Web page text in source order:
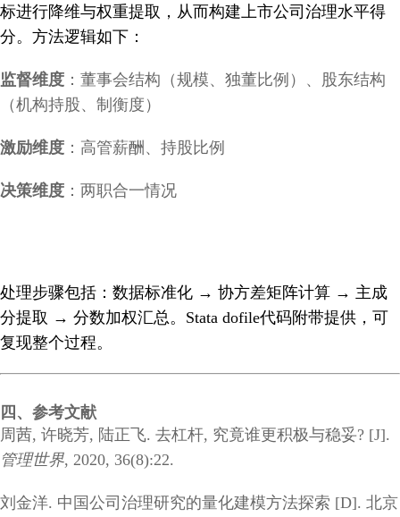
标进行降维与权重提取，从而构建上市公司治理水平得
分。方法逻辑如下：
监督维度 ：董事会结构（规模、独董比例）、股东结构
（机构持股、制衡度）
激励维度 ：高管薪酬、持股比例
决策维度 ：两职合一情况
处理步骤包括：数据标准化 → 协方差矩阵计算 → 主成
分提取 → 分数加权汇总。Stata dofile代码附带提供，可
复现整个过程。
四、参考文献
周茜, 许晓芳, 陆正飞. 去杠杆, 究竟谁更积极与稳妥? [J].
管理世界, 2020, 36(8):22.
刘金洋. 中国公司治理研究的量化建模方法探索 [D]. 北京